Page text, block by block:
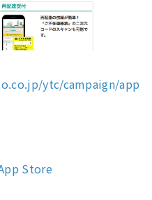
ytc/campaign/app
Store